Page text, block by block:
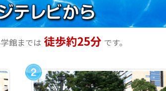
館までは 徒歩約25分 です。